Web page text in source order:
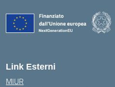
Link Esterni
MIUR